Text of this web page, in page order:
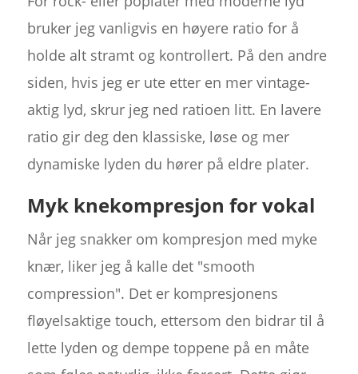
bruker jeg vanligvis en høyere ratio for å
holde alt stramt og kontrollert. På den andre
siden, hvis jeg er ute etter en mer vintage-
aktig lyd, skrur jeg ned ratioen litt. En lavere
ratio gir deg den klassiske, løse og mer
dynamiske lyden du hører på eldre plater.
Myk knekompresjon for vokal
Når jeg snakker om kompresjon med myke
knær, liker jeg å kalle det "smooth
compression". Det er kompresjonens
fløyelsaktige touch, ettersom den bidrar til å
lette lyden og dempe toppene på en måte